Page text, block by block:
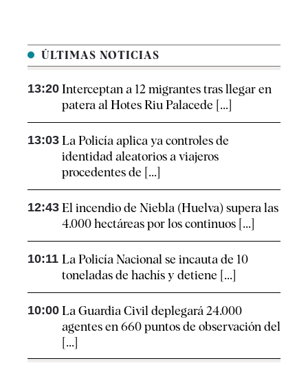
ÚLTIMAS NOTICIAS
13:20 Interceptan a 12 migrantes tras llegar en
patera al Hotes Riu Palacede [...]
13:03 La Policía aplica ya controles de
identidad aleatorios a viajeros
procedentes de [...]
12:43 El incendio de Niebla (Huelva) supera las
4.000 hectáreas por los continuos [...]
10:11 La Policía Nacional se incauta de 10
toneladas de hachís y detiene [...]
10:00 La Guardia Civil deplegará 24.000
agentes en 660 puntos de observación del
[...]